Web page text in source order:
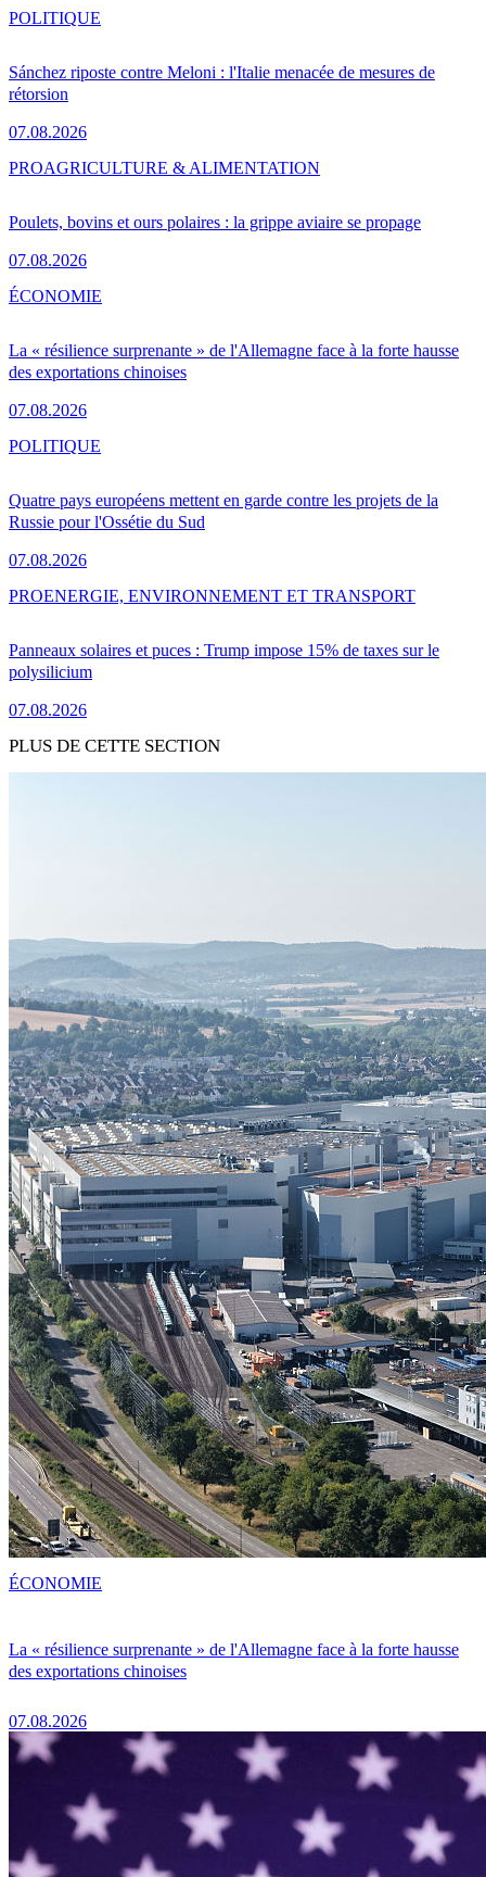
Sánchez riposte contre Meloni : l'Italie menacée de mesures de
rétorsion
07.08.2026
POLITIQUE
Poulets, bovins et ours polaires : la grippe aviaire se propage
07.08.2026
PROAGRICULTURE & ALIMENTATION
La « résilience surprenante » de l'Allemagne face à la forte hausse
des exportations chinoises
07.08.2026
ÉCONOMIE
Quatre pays européens mettent en garde contre les projets de la
Russie pour l'Ossétie du Sud
07.08.2026
POLITIQUE
Panneaux solaires et puces : Trump impose 15% de taxes sur le
polysilicium
07.08.2026
PROENERGIE, ENVIRONNEMENT ET TRANSPORT
PLUS DE CETTE SECTION
La « résilience surprenante » de l'Allemagne face à la forte hausse
des exportations chinoises
07.08.2026
ÉCONOMIE